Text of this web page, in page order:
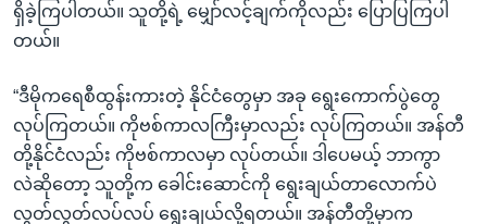
ရှိခဲ့ကြပါတယ်။ သူတို့ရဲ့ မျှော်လင့်ချက်ကိုလည်း ပြောပြကြပါ
တယ်။
“ဒီမိုကရေစီထွန်းကားတဲ့ နိုင်ငံတွေမှာ အခု ရွေးကောက်ပွဲတွေ
လုပ်ကြတယ်။ ကိုဗစ်ကာလကြီးမှာလည်း လုပ်ကြတယ်။ အန်တီ
တို့နိုင်ငံလည်း ကိုဗစ်ကာလမှာ လုပ်တယ်။ ဒါပေမယ့် ဘာကွာ
လဲဆိုတော့ သူတို့က ခေါင်းဆောင်ကို ရွေးချယ်တာလောက်ပဲ
လွတ်လွတ်လပ်လပ် ရွေးချယ်လို့ရတယ်။ အန်တီတို့မှာက